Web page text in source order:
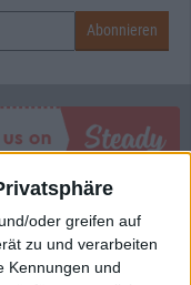
oder greifen auf
zu und verarbeiten
Kennungen und
Review-Archiv mit